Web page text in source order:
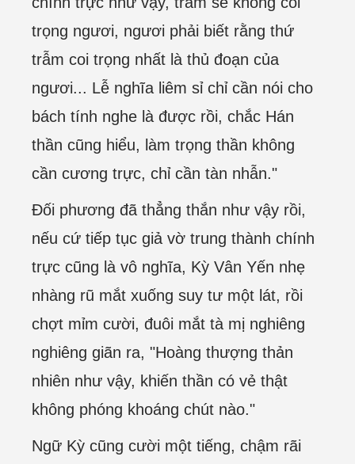
trọng ngươi, ngươi phải biết rằng thứ
trẫm coi trọng nhất là thủ đoạn của
ngươi... Lễ nghĩa liêm sỉ chỉ cần nói cho
bách tính nghe là được rồi, chắc Hán
thần cũng hiểu, làm trọng thần không
cần cương trực, chỉ cần tàn nhẫn."
Đối phương đã thẳng thắn như vậy rồi,
nếu cứ tiếp tục giả vờ trung thành chính
trực cũng là vô nghĩa, Kỳ Vân Yến nhẹ
nhàng rũ mắt xuống suy tư một lát, rồi
chợt mỉm cười, đuôi mắt tà mị nghiêng
nghiêng giãn ra, "Hoàng thượng thản
nhiên như vậy, khiến thần có vẻ thật
không phóng khoáng chút nào."
Ngữ Kỳ cũng cười một tiếng, chậm rãi